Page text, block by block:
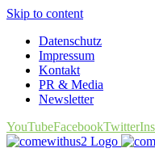
Skip to content
Datenschutz
Impressum
Kontakt
PR & Media
Newsletter
YouTubeFacebookTwitter